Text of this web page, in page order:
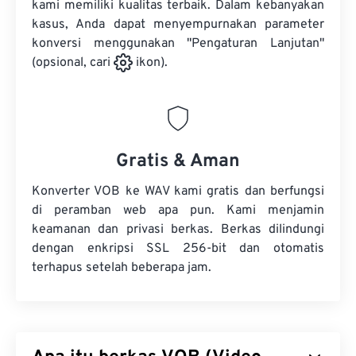
kami memiliki kualitas terbaik. Dalam kebanyakan
kasus, Anda dapat menyempurnakan parameter
konversi menggunakan "Pengaturan Lanjutan"
(opsional, cari
ikon).
Gratis & Aman
Konverter VOB ke WAV kami gratis dan berfungsi
di peramban web apa pun. Kami menjamin
keamanan dan privasi berkas. Berkas dilindungi
dengan enkripsi SSL 256-bit dan otomatis
terhapus setelah beberapa jam.